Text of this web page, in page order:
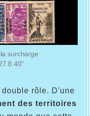
surcharge
rôle. D'une
des territoires